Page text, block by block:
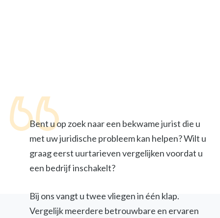
Bent u op zoek naar een bekwame jurist die u
met uw juridische probleem kan helpen? Wilt u
graag eerst uurtarieven vergelijken voordat u
een bedrijf inschakelt?
Bij ons vangt u twee vliegen in één klap.
Vergelijk meerdere betrouwbare en ervaren